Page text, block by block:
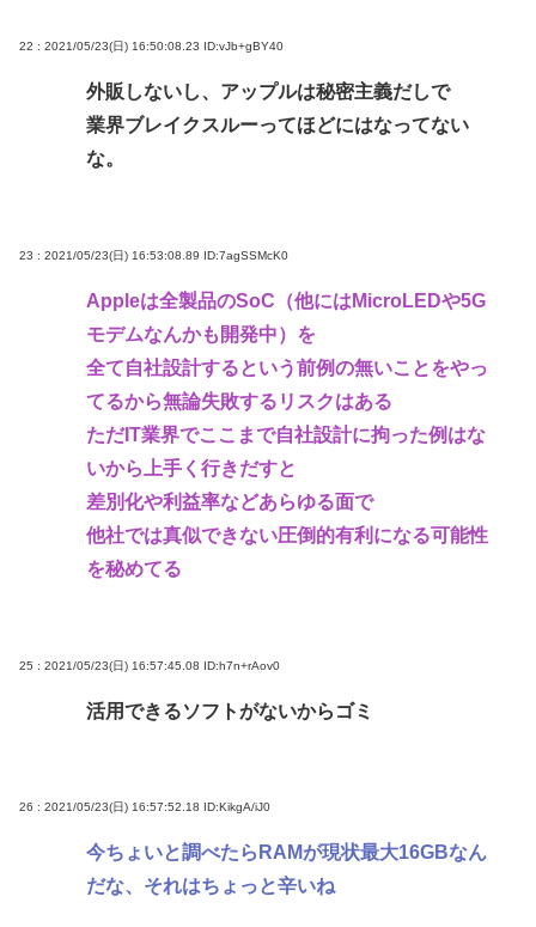
22 : 2021/05/23(日) 16:50:08.23 ID:vJb+gBY40
外販しないし、アップルは秘密主義だしで
業界ブレイクスルーってほどにはなってない
な。
23 : 2021/05/23(日) 16:53:08.89 ID:7agSSMcK0
Appleは全製品のSoC（他にはMicroLEDや5G
モデムなんかも開発中）を
全て自社設計するという前例の無いことをやっ
てるから無論失敗するリスクはある
ただIT業界でここまで自社設計に拘った例はな
いから上手く行きだすと
差別化や利益率などあらゆる面で
他社では真似できない圧倒的有利になる可能性
を秘めてる
25 : 2021/05/23(日) 16:57:45.08 ID:h7n+rAov0
活用できるソフトがないからゴミ
26 : 2021/05/23(日) 16:57:52.18 ID:KikgA/iJ0
今ちょいと調べたらRAMが現状最大16GBなん
だな、それはちょっと辛いね